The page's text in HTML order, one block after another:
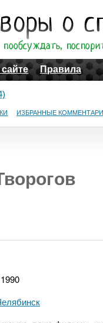
Правила
ИЗБРАННЫЕ